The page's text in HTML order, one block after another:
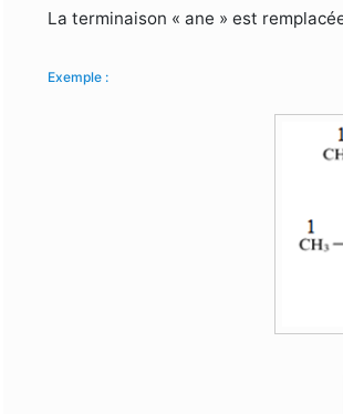
La terminaison « ane » est
Exemple :